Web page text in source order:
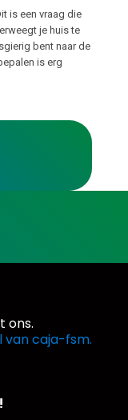
is een vraag die
je huis te
bent naar de
is erg
ons.
van caja-fsm.